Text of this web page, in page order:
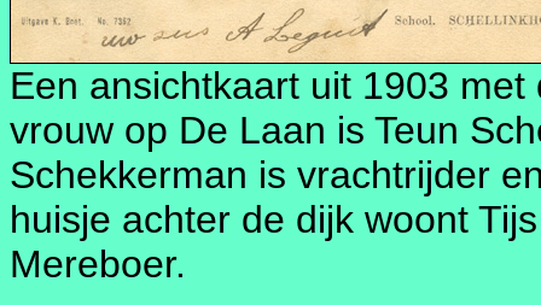
Een ansichtkaart uit 1903
vrouw op De Laan is Teun
Schekkerman is vrachtrijder
huisje achter de dijk woont
Mereboer.